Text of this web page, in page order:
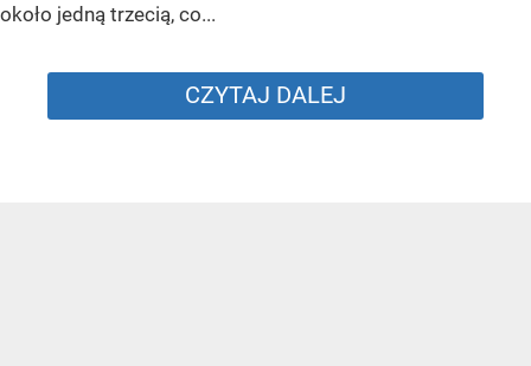
około jedną trzecią, co...
CZYTAJ DALEJ